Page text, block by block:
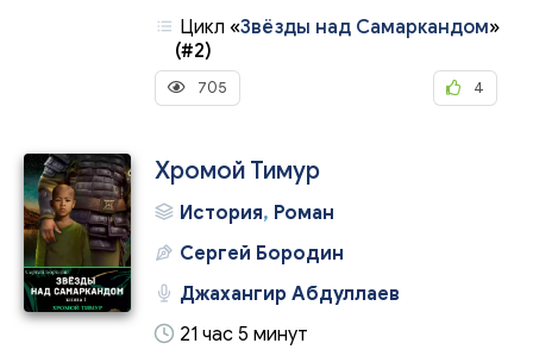
Цикл «Звёзды над Самаркандом»
(#2)
705 4
Хромой Тимур
История, Роман
Сергей Бородин
Джахангир Абдуллаев
21 час 5 минут